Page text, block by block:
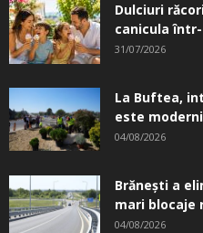
Dulciuri
canicula
31/07/2026
La Buftea,
este
04/08/2026
Brănești a
mari blocaje
04/08/2026